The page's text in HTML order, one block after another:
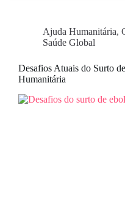
Ajuda Humanitária,
Saúde Global
Desafios Atuais do Surto
Humanitária